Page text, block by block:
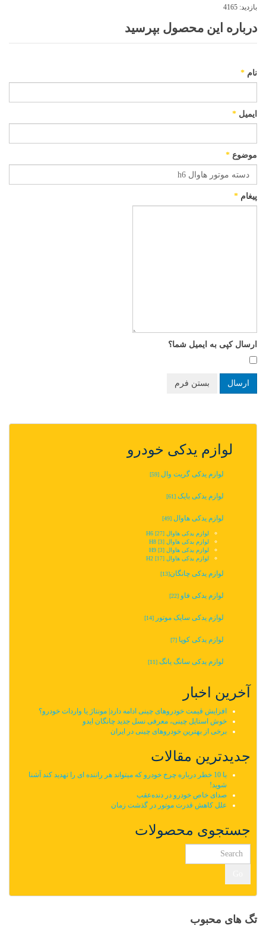
بازدید: 4165
درباره این محصول بپرسید
نام *
ایمیل *
موضوع *
پیغام *
ارسال کپی به ایمیل شما؟
ارسال بستن فرم
لوازم یدکی خودرو
لوازم یدکی گریت وال [59]
لوازم یدکی بایک [61]
لوازم یدکی هاوال [49]
لوازم یدکی هاوال H6 [27]
لوازم یدکی هاوال H8 [3]
لوازم یدکی هاوال H9 [3]
لوازم یدکی هاوال H2 [17]
لوازم یدکی چانگان‬‎[13]
لوازم یدکی فاو [22]
لوازم یدکی سایک موتور [14]
لوازم یدکی کوپا [7]
لوازم یدکی سانگ یانگ [11]
آخرین اخبار
افزایش قیمت خودروهای چینی ادامه دارد| مونتاژ یا واردات خودرو؟
خوش استایل چینی، معرفی نسل جدید چانگان ایدو
برخی از بهترین خودروهای چینی در ایران
جدیدترین مقالات
با 10 خطر درباره چرخ خودرو که میتواند هر راننده ای را تهدید کند آشنا
شوید!
صدای خاص خودرو در دنده‌عقب
علل کاهش قدرت موتور در گذشت زمان
جستجوی محصولات
تگ های محبوب